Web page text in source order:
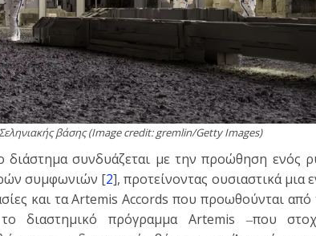
Σεληνιακής βάσης (Image credit: gremlin/Getty Images)
διάστημα συνδυάζεται με την προώθηση ενός
συμφωνιών [2], προτείνοντας ουσιαστικά μια
και τα Artemis Accords που προωθούνται
διαστημικό πρόγραμμα Artemis ‒που